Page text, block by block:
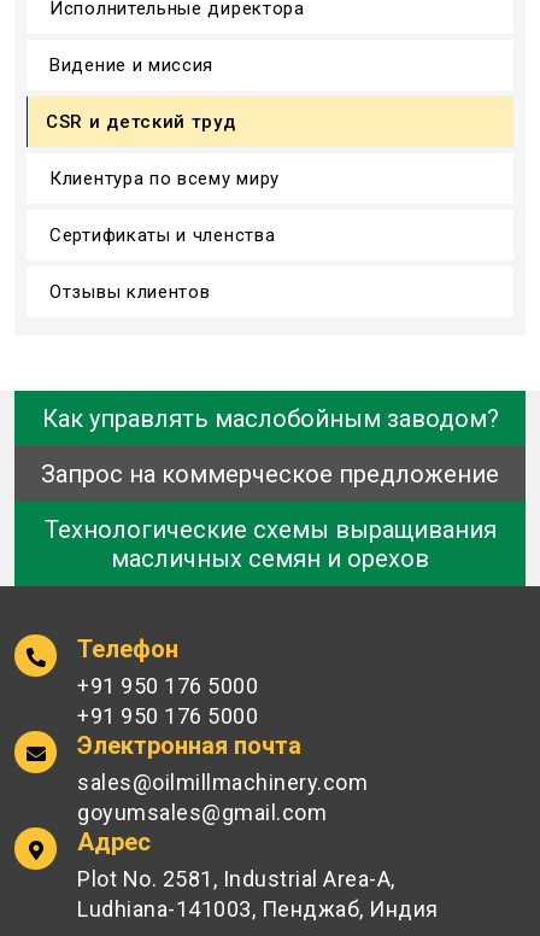
Исполнительные директора
Видение и миссия
CSR и детский труд
Клиентура по всему миру
Сертификаты и членства
Отзывы клиентов
Как управлять маслобойным заводом?
Запрос на коммерческое предложение
Технологические схемы выращивания
масличных семян и орехов
Телефон
+91 950 176 5000
+91 950 176 5000
Электронная почта
sales@oilmillmachinery.com
goyumsales@gmail.com
Адрес
Plot No. 2581, Industrial Area-A,
Ludhiana-141003, Пенджаб, Индия